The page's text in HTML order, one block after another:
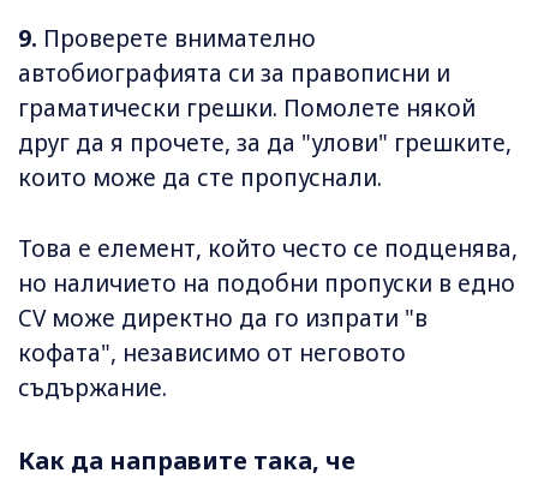
9. Проверете внимателно
автобиографията си за правописни и
граматически грешки. Помолете някой
друг да я прочете, за да "улови" грешките,
които може да сте пропуснали.
Това е елемент, който често се подценява,
но наличието на подобни пропуски в едно
CV може директно да го изпрати "в
кофата", независимо от неговото
съдържание.
Как да направите така, че